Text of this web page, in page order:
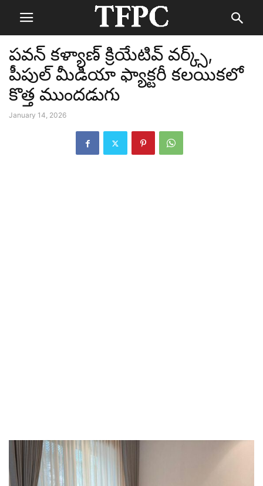
పవన్ కళ్యాణ్ క్రియేటివ్ వర్క్స్,
పీపుల్ మీడియా ఫ్యాక్టరీ కలయికలో
కొత్త ముందడుగు
January 14, 2026